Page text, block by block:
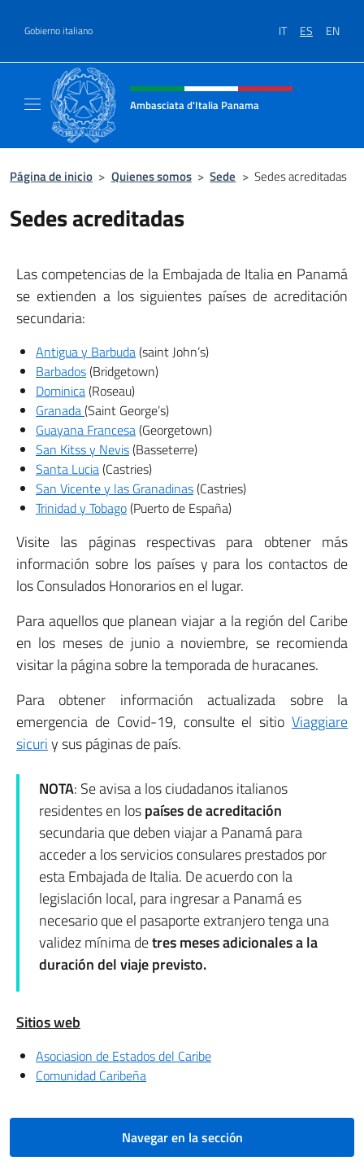
Gobierno italiano IT ES EN
Encabezado del sitio web,
Ambasciata d'Italia Panama
Página de inicio > Quienes somos > Sede > Sedes acreditadas
Sedes acreditadas
Las competencias de la Embajada de Italia en Panamá
se extienden a los siguientes países de acreditación
secundaria:
Antigua y Barbuda(saint John’s)
Barbados(Bridgetown)
Dominica(Roseau)
Granada(Saint George’s)
Guayana Francesa(Georgetown)
San Kitss y Nevis(Basseterre)
Santa Lucia(Castries)
San Vicente y las Granadinas(Castries)
Trinidad y Tobago(Puerto de España)
Visite las páginas respectivas para obtener más
información sobre los países y para los contactos de
los Consulados Honorarios en el lugar.
Para aquellos que planean viajar a la región del Caribe
en los meses de junio a noviembre, se recomienda
visitar la página sobre la temporada de huracanes.
Para obtener información actualizada sobre la
emergencia de Covid-19, consulte el sitio Viaggiare
sicuriy sus páginas de país.
NOTA: Se avisa a los ciudadanos italianos
residentes en lospaíses de acreditación
secundaria que deben viajar a Panamá para
acceder a los servicios consulares prestados por
esta Embajada de Italia. De acuerdo con la
legislación local, para ingresar a Panamá es
necesario que el pasaporte extranjero tenga una
validez mínima detres meses adicionales a la
duración del viaje previsto.
Sitios web
Asociasion de Estados del Caribe
Comunidad Caribeña
Navegar en la sección